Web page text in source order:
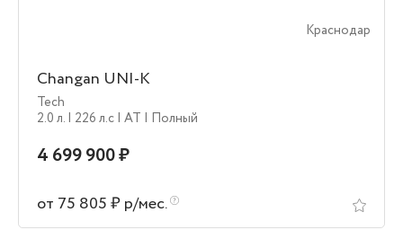
Краснодар
Changan UNI-K
Tech
2.0 л. | 226 л.c | AT | Полный
4 699 900 ₽
от 75 805 ₽ р/мес.